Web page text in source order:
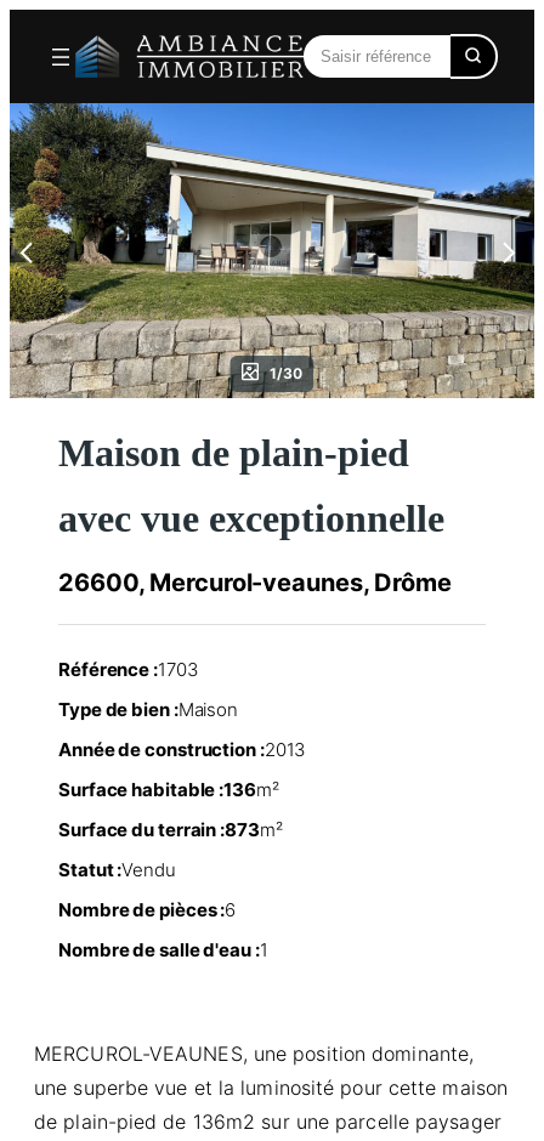
contenu
1/30
Maison de plain-pied
avec vue exceptionnelle
26600, Mercurol-veaunes, Drôme
Référence :1703
Type de bien :Maison
Année de construction :2013
Surface habitable :136m²
Surface du terrain :873m²
Statut :Vendu
Nombre de pièces :6
Nombre de salle d'eau :1
MERCUROL-VEAUNES, une position dominante,
une superbe vue et la luminosité pour cette maison
de plain-pied de 136m2 sur une parcelle paysager